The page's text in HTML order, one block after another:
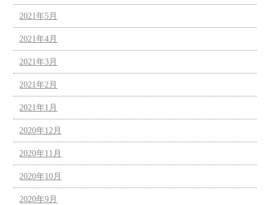
2021年5月
2021年4月
2021年3月
2021年2月
2021年1月
2020年12月
2020年11月
2020年10月
2020年9月